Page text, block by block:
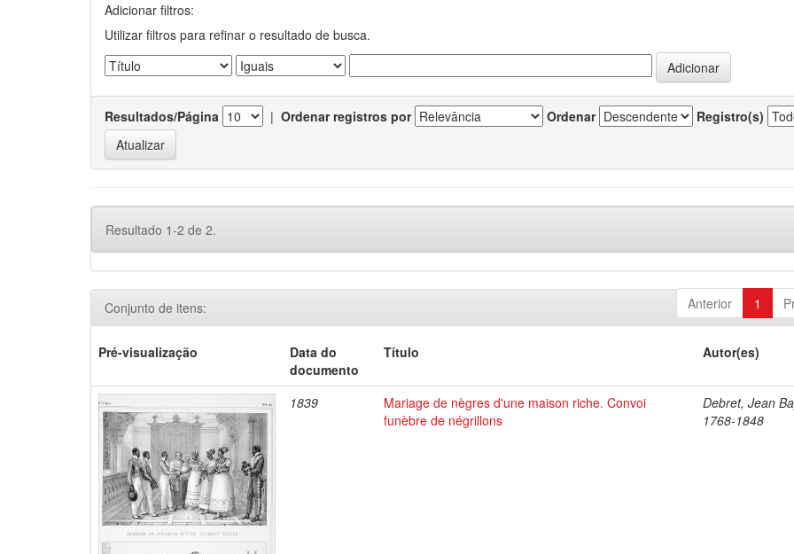
Adicionar filtros:
Utilizar filtros para refinar o resultado de busca.
Resultados/Página | Ordenar registros por Ordenar Registro(s)
Resultado 1-2 de 2.
Anterior 1
Conjunto de itens:
Pré-visualização
Data do
documento
Título Autor(es)
1839
Mariage de nègres d'une maison riche. Convoi
funèbre de négrillons
Debret, Jean
1768-1848